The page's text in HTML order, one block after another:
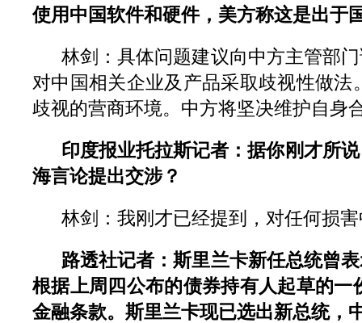
使用中国软件和硬件，美方称这是出于
林剑：具体问题建议向中方主管部
对中国相关企业及产品采取歧视性做
歧视的营商环境。中方将坚决维护自身
印度报业托拉斯记者：据你刚才所
海言论提出交涉？
林剑：我刚才已经提到，对任何损
路透社记者：斯里兰卡新任总统曾
根据上周四公布的债券持有人起草的
金融条款。斯里兰卡现已选出新总统，